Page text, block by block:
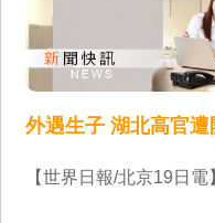
外遇生子 湖北高官遭
【世界日報/北京19日